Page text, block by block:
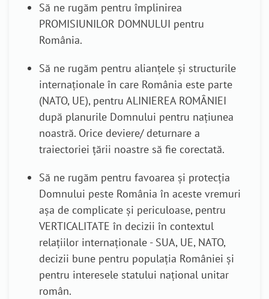
Să ne rugăm pentru împlinirea
PROMISIUNILOR DOMNULUI pentru
România.
Să ne rugăm pentru alianțele și structurile
internaționale în care România este parte
(NATO, UE), pentru ALINIEREA ROMÂNIEI
după planurile Domnului pentru națiunea
noastră. Orice deviere/ deturnare a
traiectoriei țării noastre să fie corectată.
Să ne rugăm pentru favoarea și protecția
Domnului peste România în aceste vremuri
așa de complicate și periculoase, pentru
VERTICALITATE în decizii în contextul
relațiilor internaționale - SUA, UE, NATO,
decizii bune pentru populația României și
pentru interesele statului național unitar
român.